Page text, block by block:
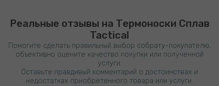
Реальные отзывы на Термоноски Сплав
Tactical
Помогите сделать правильный выбор собрату-покупателю,
объективно оцените качество покупки или полученной
услуги.
Оставьте правдивый комментарий о достоинствах и
недостатках приобретенного товара или услуги.